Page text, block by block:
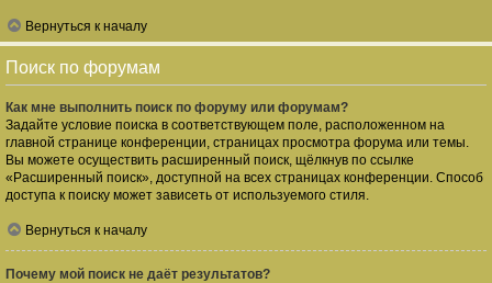
Вернуться к началу
Поиск по форумам
Как мне выполнить поиск по форуму или форумам?
Задайте условие поиска в соответствующем поле, расположенном на
главной странице конференции, страницах просмотра форума или темы.
Вы можете осуществить расширенный поиск, щёлкнув по ссылке
«Расширенный поиск», доступной на всех страницах конференции. Способ
доступа к поиску может зависеть от используемого стиля.
Вернуться к началу
Почему мой поиск не даёт результатов?